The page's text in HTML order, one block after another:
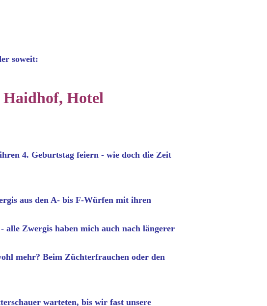
soweit:
Haidhof, Hotel
4. Geburtstag feiern - wie doch die Zeit
aus den A- bis F-Würfen mit ihren
alle Zwergis haben mich auch nach längerer
mehr? Beim Züchterfrauchen oder den
warteten, bis wir fast unsere